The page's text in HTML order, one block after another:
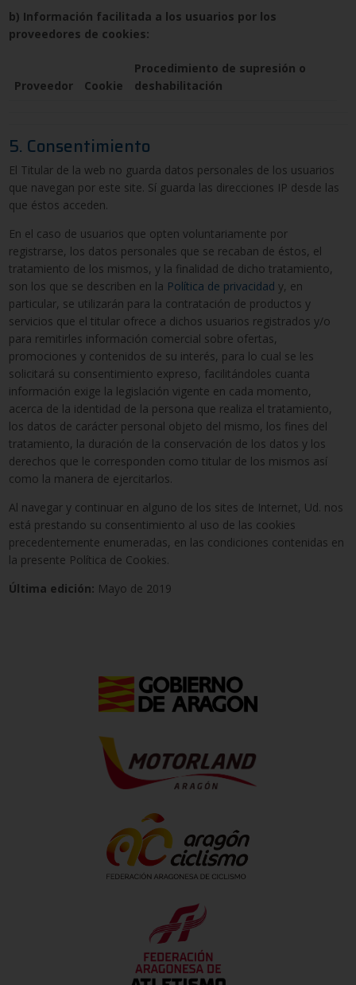
b) Información facilitada a los usuarios por los
proveedores de cookies:
Proveedor Cookie
Procedimiento de supresión o
deshabilitación
5. Consentimiento
El Titular de la web no guarda datos personales de los usuarios
que navegan por este site. Sí guarda las direcciones IP desde las
que éstos acceden.
En el caso de usuarios que opten voluntariamente por
registrarse, los datos personales que se recaban de éstos, el
tratamiento de los mismos, y la finalidad de dicho tratamiento,
son los que se describen en la Política de privacidad y, en
particular, se utilizarán para la contratación de productos y
servicios que el titular ofrece a dichos usuarios registrados y/o
para remitirles información comercial sobre ofertas,
promociones y contenidos de su interés, para lo cual se les
solicitará su consentimiento expreso, facilitándoles cuanta
información exige la legislación vigente en cada momento,
acerca de la identidad de la persona que realiza el tratamiento,
los datos de carácter personal objeto del mismo, los fines del
tratamiento, la duración de la conservación de los datos y los
derechos que le corresponden como titular de los mismos así
como la manera de ejercitarlos.
Al navegar y continuar en alguno de los sites de Internet, Ud. nos
está prestando su consentimiento al uso de las cookies
precedentemente enumeradas, en las condiciones contenidas en
la presente Política de Cookies.
Última edición: Mayo de 2019